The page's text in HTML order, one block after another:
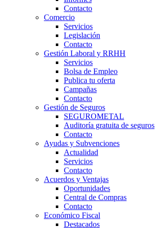
Contacto
Comercio
Servicios
Legislación
Contacto
Gestión Laboral y RRHH
Servicios
Bolsa de Empleo
Publica tu oferta
Campañas
Contacto
Gestión de Seguros
SEGUROMETAL
Auditoría gratuita de seguros
Contacto
Ayudas y Subvenciones
Actualidad
Servicios
Contacto
Acuerdos y Ventajas
Oportunidades
Central de Compras
Contacto
Económico Fiscal
Destacados